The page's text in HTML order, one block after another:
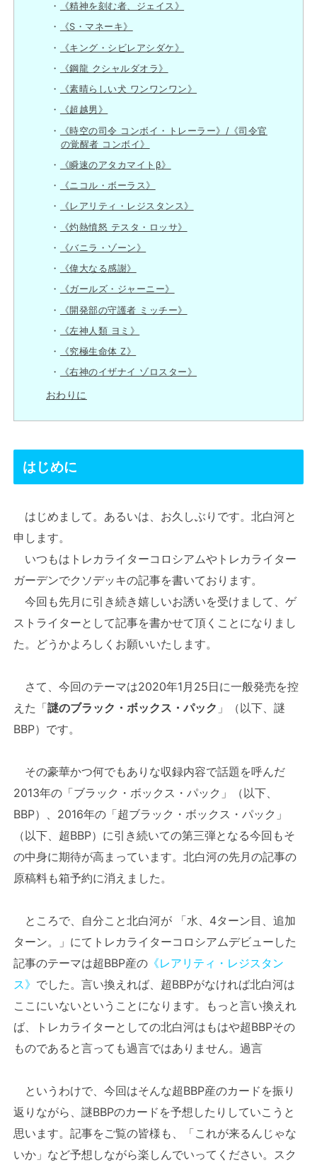
《精神を刻む者、ジェイス》
《S・マネーキ》
《キング・シビレアシダケ》
《鋼龍 クシャルダオラ》
《素晴らしい犬 ワンワンワン》
《超越男》
《時空の司令 コンボイ・トレーラー》/《司令官
の覚醒者 コンボイ》
《瞬速のアタカマイトβ》
《ニコル・ボーラス》
《レアリティ・レジスタンス》
《灼熱憤怒 テスタ・ロッサ》
《バニラ・ゾーン》
《偉大なる感謝》
《ガールズ・ジャーニー》
《開発部の守護者 ミッチー》
《左神人類 ヨミ》
《究極生命体 Z》
《右神のイザナイ ゾロスター》
おわりに
はじめに
はじめまして。あるいは、お久しぶりです。北白河と
申します。
いつもはトレカライターコロシアムやトレカライター
ガーデンでクソデッキの記事を書いております。
今回も先月に引き続き嬉しいお誘いを受けまして、ゲ
ストライターとして記事を書かせて頂くことになりまし
た。どうかよろしくお願いいたします。
さて、今回のテーマは2020年1月25日に一般発売を控
えた「謎のブラック・ボックス・パック 」（以下、謎
BBP）です。
その豪華かつ何でもありな収録内容で話題を呼んだ
2013年の「ブラック・ボックス・パック」（以下、
BBP）、2016年の「超ブラック・ボックス・パック」
（以下、超BBP）に引き続いての第三弾となる今回もそ
の中身に期待が高まっています。北白河の先月の記事の
原稿料も箱予約に消えました。
ところで、自分こと北白河が 「水、4ターン目、追加
ターン。」にてトレカライターコロシアムデビューした
記事のテーマは超BBP産の 《レアリティ・レジスタン
ス》 でした。言い換えれば、超BBPがなければ北白河は
ここにいないということになります。もっと言い換えれ
ば、トレカライターとしての北白河はもはや超BBPその
ものであると言っても過言ではありません。過言
というわけで、今回はそんな超BBP産のカードを振り
返りながら、謎BBPのカードを予想したりしていこうと
思います。記事をご覧の皆様も、「これが来るんじゃな
いか」など予想しながら楽しんでいってください。スク